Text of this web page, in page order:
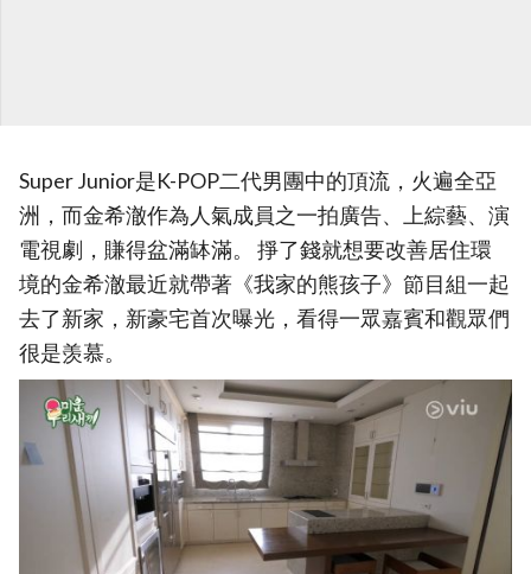
Super Junior是K-POP二代男團中的頂流，火遍全亞
洲，而金希澈作為人氣成員之一拍廣告、上綜藝、演
電視劇，賺得盆滿缽滿。 掙了錢就想要改善居住環
境的金希澈最近就帶著《我家的熊孩子》節目組一起
去了新家，新豪宅首次曝光，看得一眾嘉賓和觀眾們
很是羡慕。